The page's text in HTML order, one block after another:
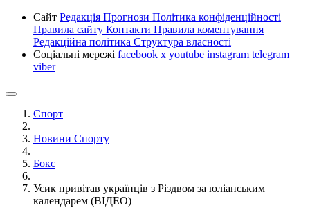
Сайт Редакція Прогнози Політика конфіденційності
Правила сайту Контакти Правила коментування
Редакційна політика Структура власності
Соціальні мережі facebook x youtube instagram telegram
viber
Спорт
Новини Спорту
Бокс
Усик привітав українців з Різдвом за юліанським
календарем (ВІДЕО)